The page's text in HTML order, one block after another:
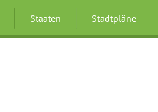
Staaten Stadtpläne